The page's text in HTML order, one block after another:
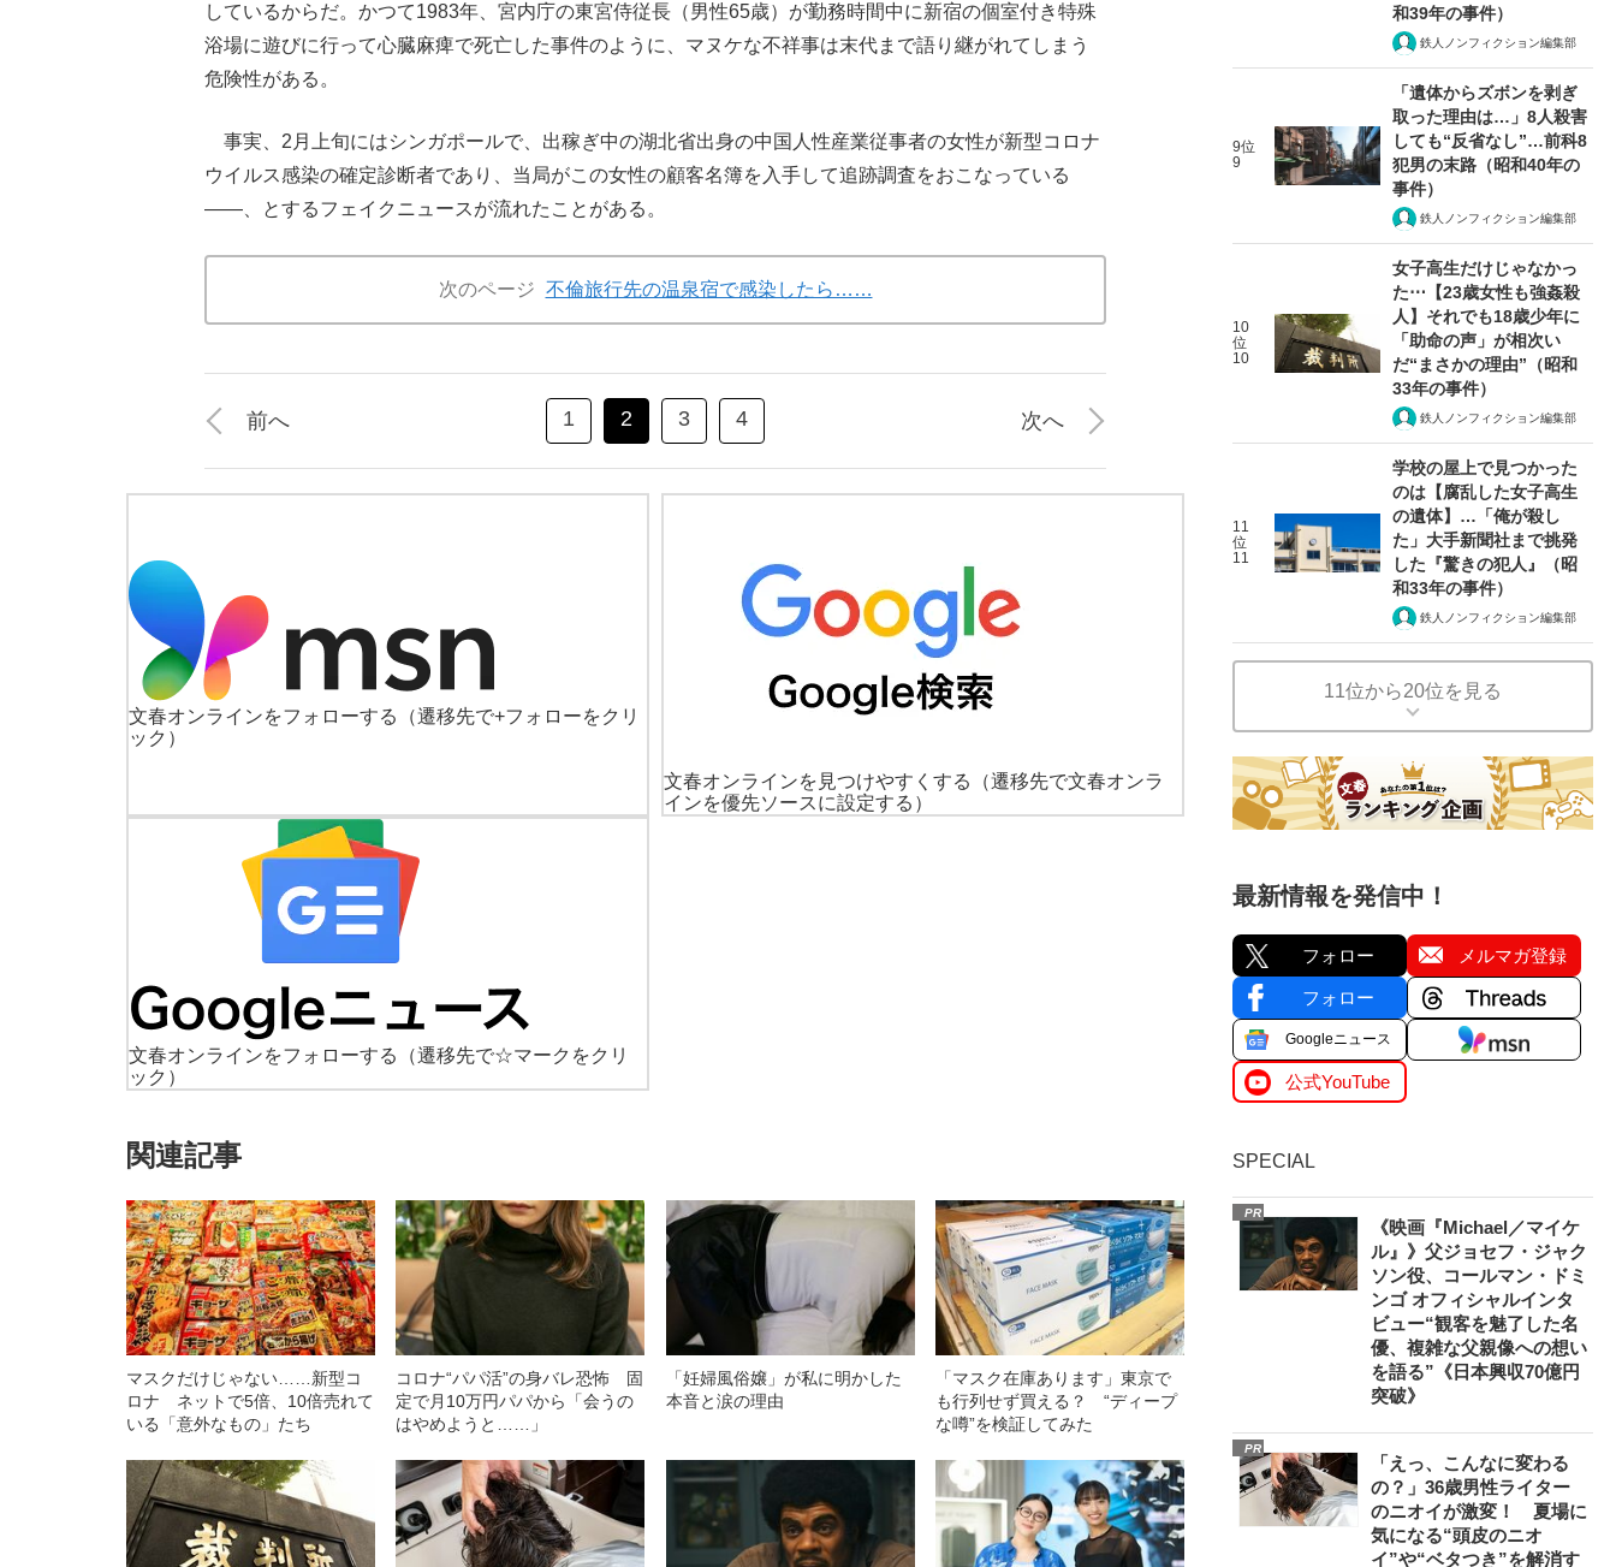
しているからだ。かつて1983年、宮内庁の東宮侍従長（男性65歳）が勤務時間中に新宿の個室付き特殊
浴場に遊びに行って心臓麻痺で死亡した事件のように、マヌケな不祥事は末代まで語り継がれてしまう
危険性がある。
事実、2月上旬にはシンガポールで、出稼ぎ中の湖北省出身の中国人性産業従事者の女性が新型コロナ
ウイルス感染の確定診断者であり、当局がこの女性の顧客名簿を入手して追跡調査をおこなっている
――、とするフェイクニュースが流れたことがある。
次のページ 不倫旅行先の温泉宿で感染したら……
前へ 1 2 3 4 次へ
文春オンラインをフォローする
（遷移先で+フォローをクリ
ック）
文春オンラインを見つけやすくする
（遷移先で文春オンラ
インを優先ソースに設定する）
文春オンラインをフォローする
（遷移先で☆マークをクリ
ック）
関連記事
マスクだけじゃない……新型コ
ロナ ネットで5倍、10倍売れて
いる「意外なもの」たち
コロナ“パパ活”の身バレ恐怖 固
定で月10万円パパから「会うの
はやめようと……」
「妊婦風俗嬢」が私に明かした
本音と涙の理由
「マスク在庫あります」東京で
も行列せず買える？ “ディープ
な噂”を検証してみた
和39年の事件）
鉄人ノンフィクション編集部
9位
9
「遺体からズボンを剥ぎ
取った理由は…」8人殺害
しても“反省なし”…前科8
犯男の末路（昭和40年の
事件）
鉄人ノンフィクション編集部
10
位
10
女子高生だけじゃなかっ
た⋯【23歳女性も強姦殺
人】それでも18歳少年に
「助命の声」が相次い
だ“まさかの理由”（昭和
33年の事件）
鉄人ノンフィクション編集部
11
位
11
学校の屋上で見つかった
のは【腐乱した女子高生
の遺体】…「俺が殺し
た」大手新聞社まで挑発
した『驚きの犯人』（昭
和33年の事件）
鉄人ノンフィクション編集部
11位から20位を見る
最新情報を発信中！
フォロー メルマガ登録
フォロー
Googleニュース
公式YouTube
SPECIAL
PR
《映画『Michael／マイケ
ル』》父ジョセフ・ジャク
ソン役、コールマン・ドミ
ンゴ オフィシャルインタ
ビュー“観客を魅了した名
優、複雑な父親像への想い
を語る”《日本興収70億円
突破》
PR
「えっ、こんなに変わる
の？」36歳男性ライター
のニオイが激変！ 夏場に
気になる“頭皮のニオ
イ”や“ベタつき”を解消す